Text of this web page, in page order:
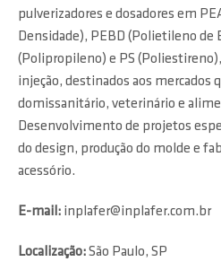
pulverizadores e dosadores em
Densidade), PEBD (Polietileno de
(Polipropileno) e PS
injeção, destinados aos mercados
domissanitário, veterinário e
Desenvolvimento de projetos
do design, produção do molde e
acessório.
E-mail: inplafer@inplafer.com.br
Localização:São Paulo, SP